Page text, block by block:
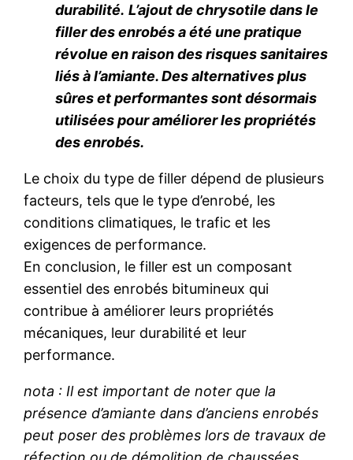
durabilité. L’ajout de chrysotile dans le
filler des enrobés a été une pratique
révolue en raison des risques sanitaires
liés à l’amiante. Des alternatives plus
sûres et performantes sont désormais
utilisées pour améliorer les propriétés
des enrobés.
Le choix du type de filler dépend de plusieurs
facteurs, tels que le type d’enrobé, les
conditions climatiques, le trafic et les
exigences de performance.
En conclusion, le filler est un composant
essentiel des enrobés bitumineux qui
contribue à améliorer leurs propriétés
mécaniques, leur durabilité et leur
performance.
nota : Il est important de noter que la
présence d’amiante dans d’anciens enrobés
peut poser des problèmes lors de travaux de